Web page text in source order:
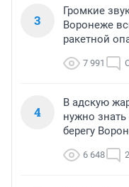
3
Громкие
Воронеже
ракетной
7 991
4
В адскую
нужно
берегу
6 648 2